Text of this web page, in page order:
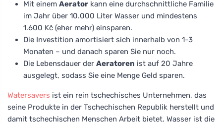
Mit einem Aerator kann eine durchschnittliche Familie
im Jahr über 10.000 Liter Wasser und mindestens
1.600 Kč (eher mehr) einsparen.
Die Investition amortisiert sich innerhalb von 1-3
Monaten – und danach sparen Sie nur noch.
Die Lebensdauer der Aeratoren ist auf 20 Jahre
ausgelegt, sodass Sie eine Menge Geld sparen.
Watersavers ist ein rein tschechisches Unternehmen, das
seine Produkte in der Tschechischen Republik herstellt und
damit tschechischen Menschen Arbeit bietet. Wasser ist die